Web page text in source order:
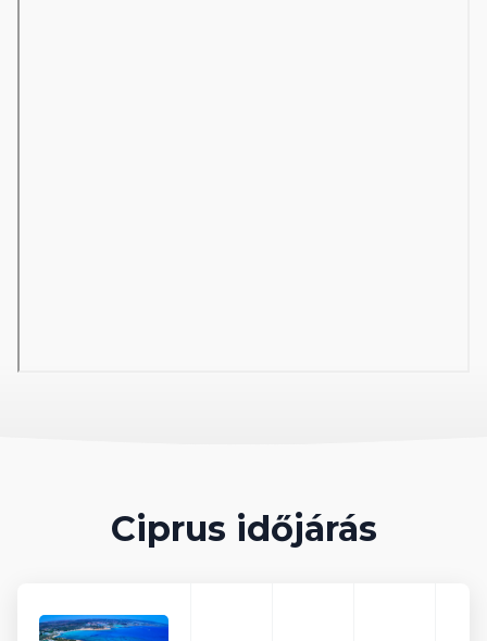
Ciprus időjárás